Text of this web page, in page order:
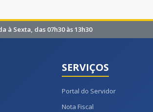
à Sexta, das 07h30 às 13h30
SERVIÇOS
Portal do Servidor
Nota Fiscal